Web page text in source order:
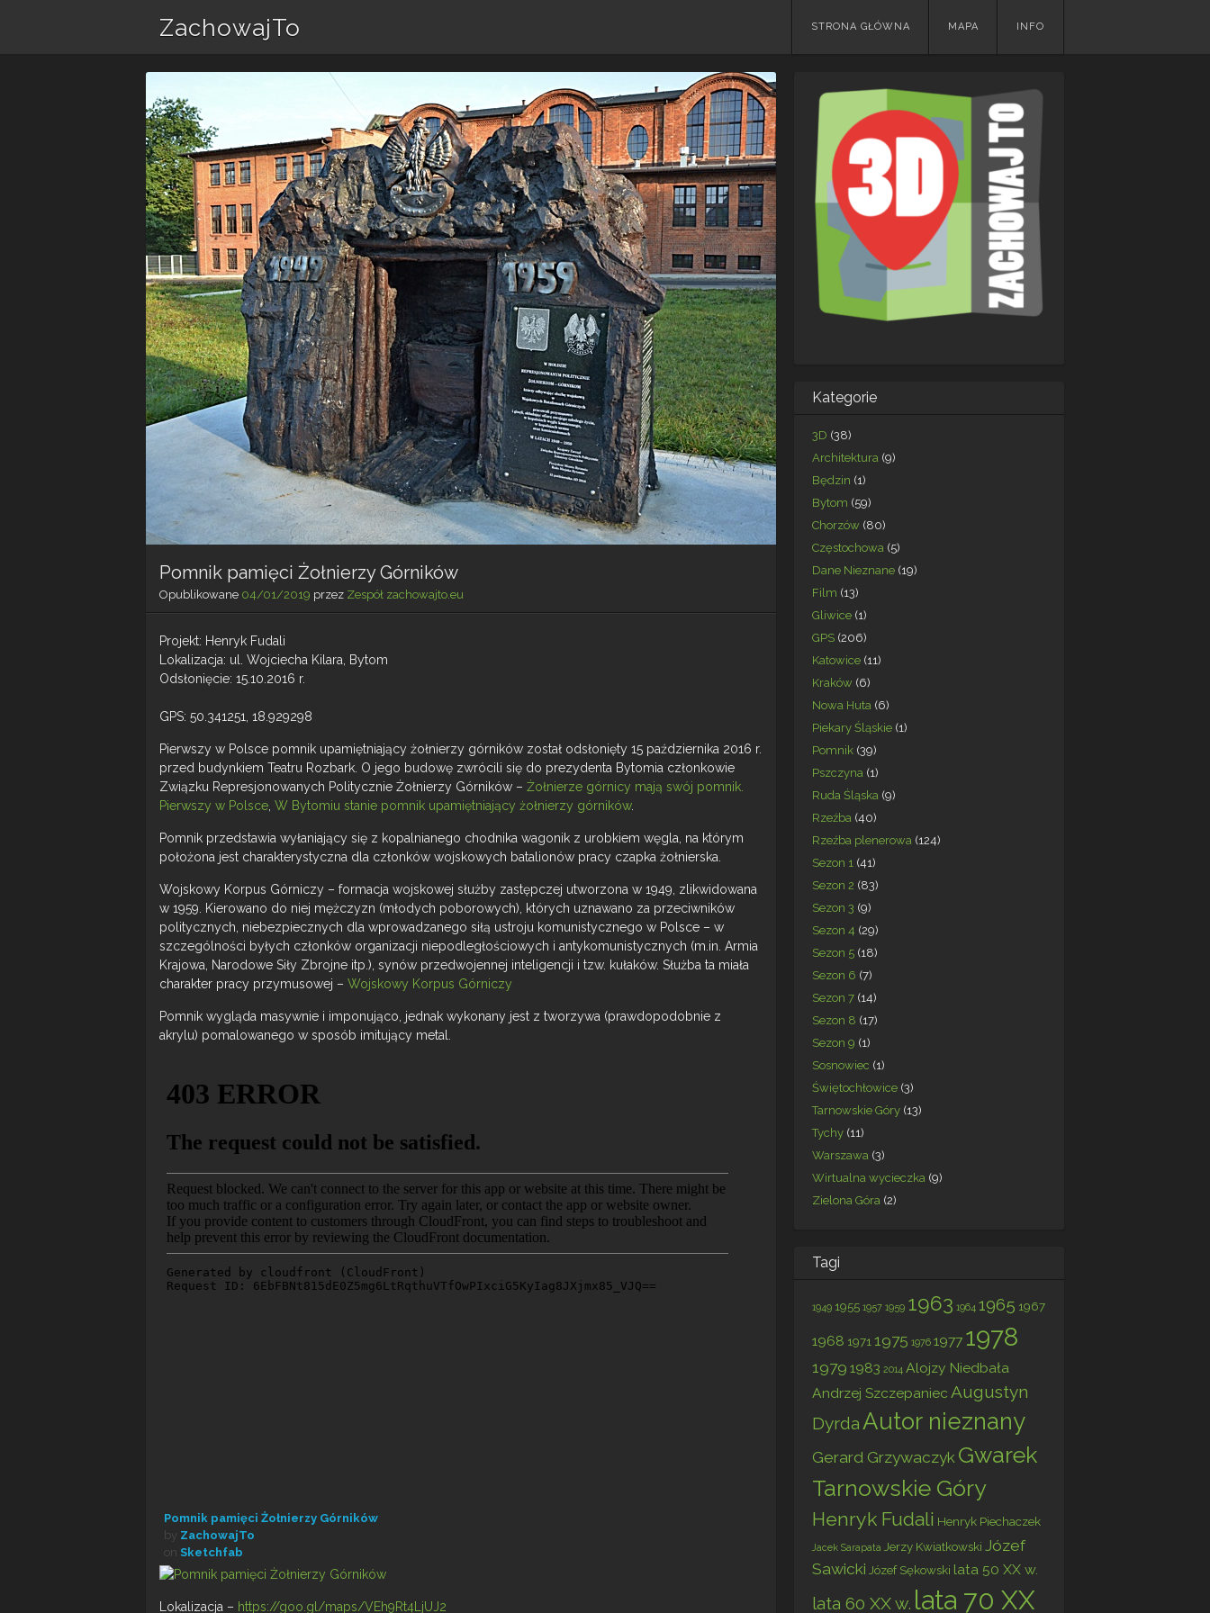
ZachowajTo
Skip
STRONA GŁÓWNA MAPA INFO
Pomnik pamięci Żołnierzy Górników
Opublikowane 04/01/2019 przez Zespół zachowajto.eu
Projekt: Henryk Fudali
Lokalizacja: ul. Wojciecha Kilara, Bytom
Odsłonięcie: 15.10.2016 r.
GPS: 50.341251, 18.929298
Pierwszy w Polsce pomnik upamiętniający żołnierzy górników został odsłonięty 15 października 2016 r.
przed budynkiem Teatru Rozbark. O jego budowę zwrócili się do prezydenta Bytomia członkowie
Związku Represjonowanych Politycznie Żołnierzy Górników – Żołnierze górnicy mają swój pomnik.
Pierwszy w Polsce W Bytomiu stanie pomnik upamiętniający żołnierzy górników.
Pomnik przedstawia wyłaniający się z kopalnianego chodnika wagonik z urobkiem węgla, na którym
położona jest charakterystyczna dla członków wojskowych batalionów pracy czapka żołnierska.
Wojskowy Korpus Górniczy – formacja wojskowej służby zastępczej utworzona w 1949, zlikwidowana
w 1959. Kierowano do niej mężczyzn (młodych poborowych), których uznawano za przeciwników
politycznych, niebezpiecznych dla wprowadzanego siłą ustroju komunistycznego w Polsce – w
szczególności byłych członków organizacji niepodległościowych i antykomunistycznych (m.in. Armia
Krajowa, Narodowe Siły Zbrojne itp.), synów przedwojennej inteligencji i tzw. kułaków. Służba ta miała
charakter pracy przymusowej – Wojskowy Korpus Górniczy
Pomnik wygląda masywnie i imponująco, jednak wykonany jest z tworzywa (prawdopodobnie z
akrylu) pomalowanego w sposób imitujący metal.
Pomnik pamięci Żołnierzy Górników
by ZachowajTo
on Sketchfab
Lokalizacja – https://goo.gl/maps/VEh9Rt4LjUJ2
Kategorie
3D (38)
Architektura (9)
Będzin (1)
Bytom (59)
Chorzów (80)
Częstochowa (5)
Dane Nieznane (19)
Film (13)
Gliwice (1)
GPS (206)
Katowice (11)
Kraków (6)
Nowa Huta (6)
Piekary Śląskie (1)
Pomnik (39)
Pszczyna (1)
Ruda Śląska (9)
Rzeźba (40)
Rzeźba plenerowa (124)
Sezon 1 (41)
Sezon 2 (83)
Sezon 3 (9)
Sezon 4 (29)
Sezon 5 (18)
Sezon 6 (7)
Sezon 7 (14)
Sezon 8 (17)
Sezon 9 (1)
Sosnowiec (1)
Świętochłowice (3)
Tarnowskie Góry (13)
Tychy (11)
Warszawa (3)
Wirtualna wycieczka (9)
Zielona Góra (2)
Tagi
1949 1955 1957 1959 1963 1964 1965 1967
1968 1971 1975 1976 1977 1978
1979 1983 2014 Alojzy Niedbała
Andrzej Szczepaniec Augustyn
DyrdaAutor nieznany
Gerard Grzywaczyk Gwarek
Tarnowskie Góry
Henryk Fudali Henryk Piechaczek
Jacek Sarapata Jerzy Kwiatkowski Józef
Sawicki Józef Sękowski lata 50 XX w.
lata 60 XX w. lata 70 XX